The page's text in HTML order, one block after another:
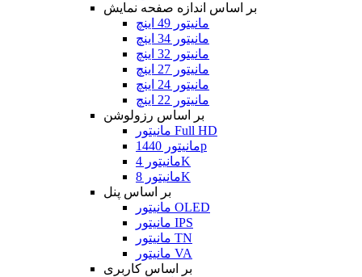
بر اساس اندازه صفحه نمایش
مانیتور 49 اینچ
مانیتور 34 اینچ
مانیتور 32 اینچ
مانیتور 27 اینچ
مانیتور 24 اینچ
مانیتور 22 اینچ
بر اساس رزولوشن
مانیتور Full HD
مانیتور 1440p
مانیتور 4K
مانیتور 8K
بر اساس پنل
مانیتور OLED
مانیتور IPS
مانیتور TN
مانیتور VA
بر اساس کاربری